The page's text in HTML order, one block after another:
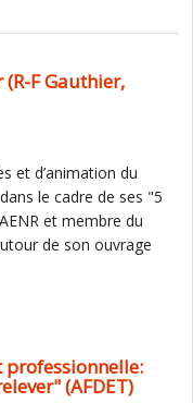
(R-F Gauthier,
et d’animation du
le cadre de ses "5
et membre du
de son ouvrage
(AFDET)